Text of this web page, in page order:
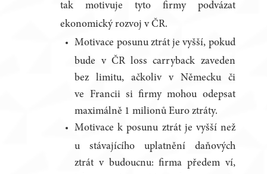
tak motivuje tyto firmy podvázat
ekonomický rozvoj v ČR.
Motivace posunu ztrát je vyšší, pokud
bude v ČR loss carryback zaveden
bez limitu, ačkoliv v Německu či
ve Francii si firmy mohou odepsat
maximálně 1 milionů Euro ztráty.
Motivace k posunu ztrát je vyšší než
u stávajícího uplatnění daňových
ztrát v budoucnu: firma předem ví,